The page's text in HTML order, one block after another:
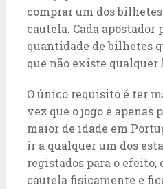
comprar um dos
cautela. Cada apostador
quantidade de bilhetes
que não existe
O único requisito é ter
vez que o jogo é apenas
maior de idade em
ir a qualquer um dos
registados para o efeito,
cautela fisicamente e